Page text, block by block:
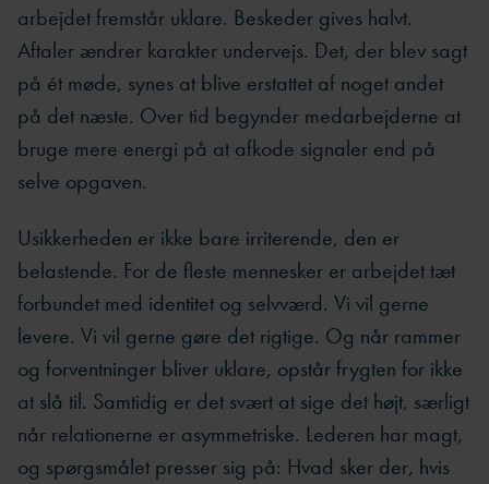
arbejdet fremstår uklare. Beskeder gives halvt.
Aftaler ændrer karakter undervejs. Det, der blev sagt
på ét møde, synes at blive erstattet af noget andet
på det næste. Over tid begynder medarbejderne at
bruge mere energi på at afkode signaler end på
selve opgaven.
Usikkerheden er ikke bare irriterende, den er
belastende. For de fleste mennesker er arbejdet tæt
forbundet med identitet og selvværd. Vi vil gerne
levere. Vi vil gerne gøre det rigtige. Og når rammer
og forventninger bliver uklare, opstår frygten for ikke
at slå til. Samtidig er det svært at sige det højt, særligt
når relationerne er asymmetriske. Lederen har magt,
og spørgsmålet presser sig på: Hvad sker der, hvis